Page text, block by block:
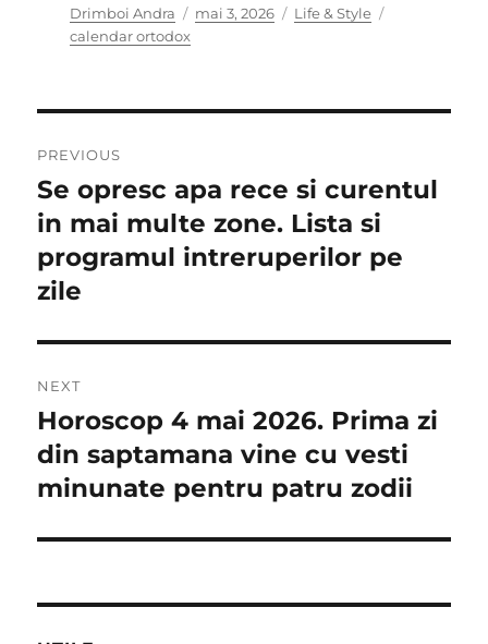
Author
Drimboi Andra
Posted
mai 3, 2026 Categories
Life & Style
calendar ortodox
în
articole
PREVIOUS
Previous
post:
Se opresc apa rece si curentul
in mai multe zone. Lista si
programul intreruperilor pe
zile
NEXT
Next
post:
Horoscop 4 mai 2026. Prima zi
din saptamana vine cu vesti
minunate pentru patru zodii